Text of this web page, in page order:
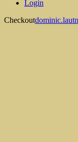
Login
Checkout